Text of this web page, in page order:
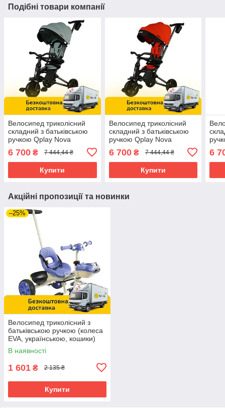
Подібні товари компанії
Велосипед триколісний
складний з батьківською
ручкою Qplay Nova
(поворотне сидіння, регул.
спинка) Gentle Mint
М'ятний
6 700 ₴ 7 444,44 ₴
Купити
Велосипед триколісний
складний з батьківською
ручкою Qplay Nova
(поворотне сидіння, регул.
спинка) Orange Sunset
Помаранчевий
6 700₴ 7 444,44 ₴
Купити
6
Акційні пропозиції та новинки
–25%
Велосипед триколісний з
батьківською ручкою (колеса
EVA, українською, кошики)
Best Trike BS-70362 Фіолет
В наявності
1 601 ₴ 2 135 ₴
Купити